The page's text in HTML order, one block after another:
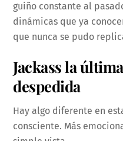
guiño constante al
dinámicas que ya
que nunca se pudo
Jackass la
despedida
Hay algo diferente en
consciente. Más